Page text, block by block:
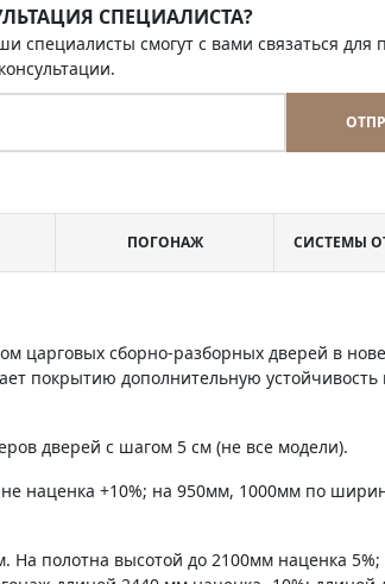
СПЕЦИАЛИСТА?
специалисты смогут с вами связаться для
консультации.
ПОГОНАЖ СИСТЕМЫ
царговых сборно-разборных дверей в
покрытию дополнительную устойчивость
дверей с шагом 5 см (не все модели).
наценка +10%; на 950мм, 1000мм по
На полотна высотой до 2100мм наценка